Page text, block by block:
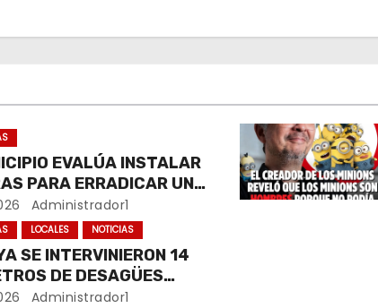
EVALÚA INSTALAR
PARA ERRADICAR UN
AL FINAL DE
Administrador1
LOCALES NOTICIAS
SE INTERVINIERON 14
DE DESAGÜES
Administrador1